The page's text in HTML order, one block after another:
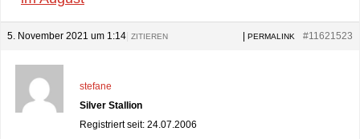
5. November 2021 um 1:14 #11621523
PERMALINK
ZITIEREN
stefane
Silver Stallion
Registriert seit: 24.07.2006